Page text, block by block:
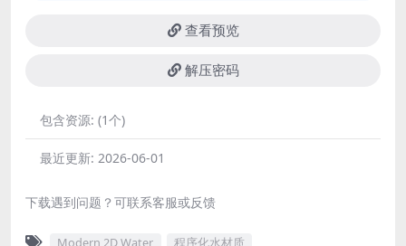
查看预览
解压密码
包含资源: (1个)
最近更新: 2026-06-01
下载遇到问题？可联系客服或反馈
Modern 2D Water 程序化水材质